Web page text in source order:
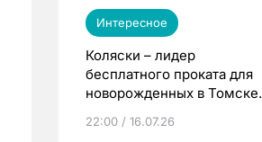
Интересное
Коляски – лидер
бесплатного проката для
новорожденных в Томске.
22:00 / 16.07.26